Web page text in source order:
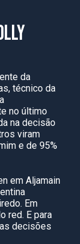
da
técnico da
no último
na decisão
viram
e de 95%
em Aljamain
Em
red. E para
decisões